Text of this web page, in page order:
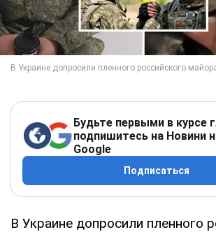
Будьте первыми в курсе
подпишитесь на Новини
Google
Подписаться
В Украине допросили пленного